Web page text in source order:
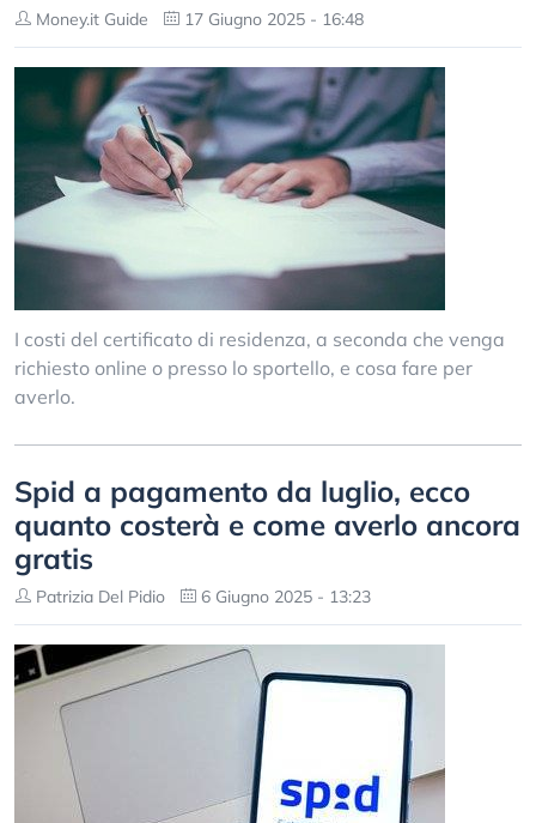
Money.it Guide 17 Giugno 2025 - 16:48
I costi del certificato di residenza, a seconda che venga
richiesto online o presso lo sportello, e cosa fare per
averlo.
Spid a pagamento da luglio, ecco
quanto costerà e come averlo ancora
gratis
Patrizia Del Pidio 6 Giugno 2025 - 13:23